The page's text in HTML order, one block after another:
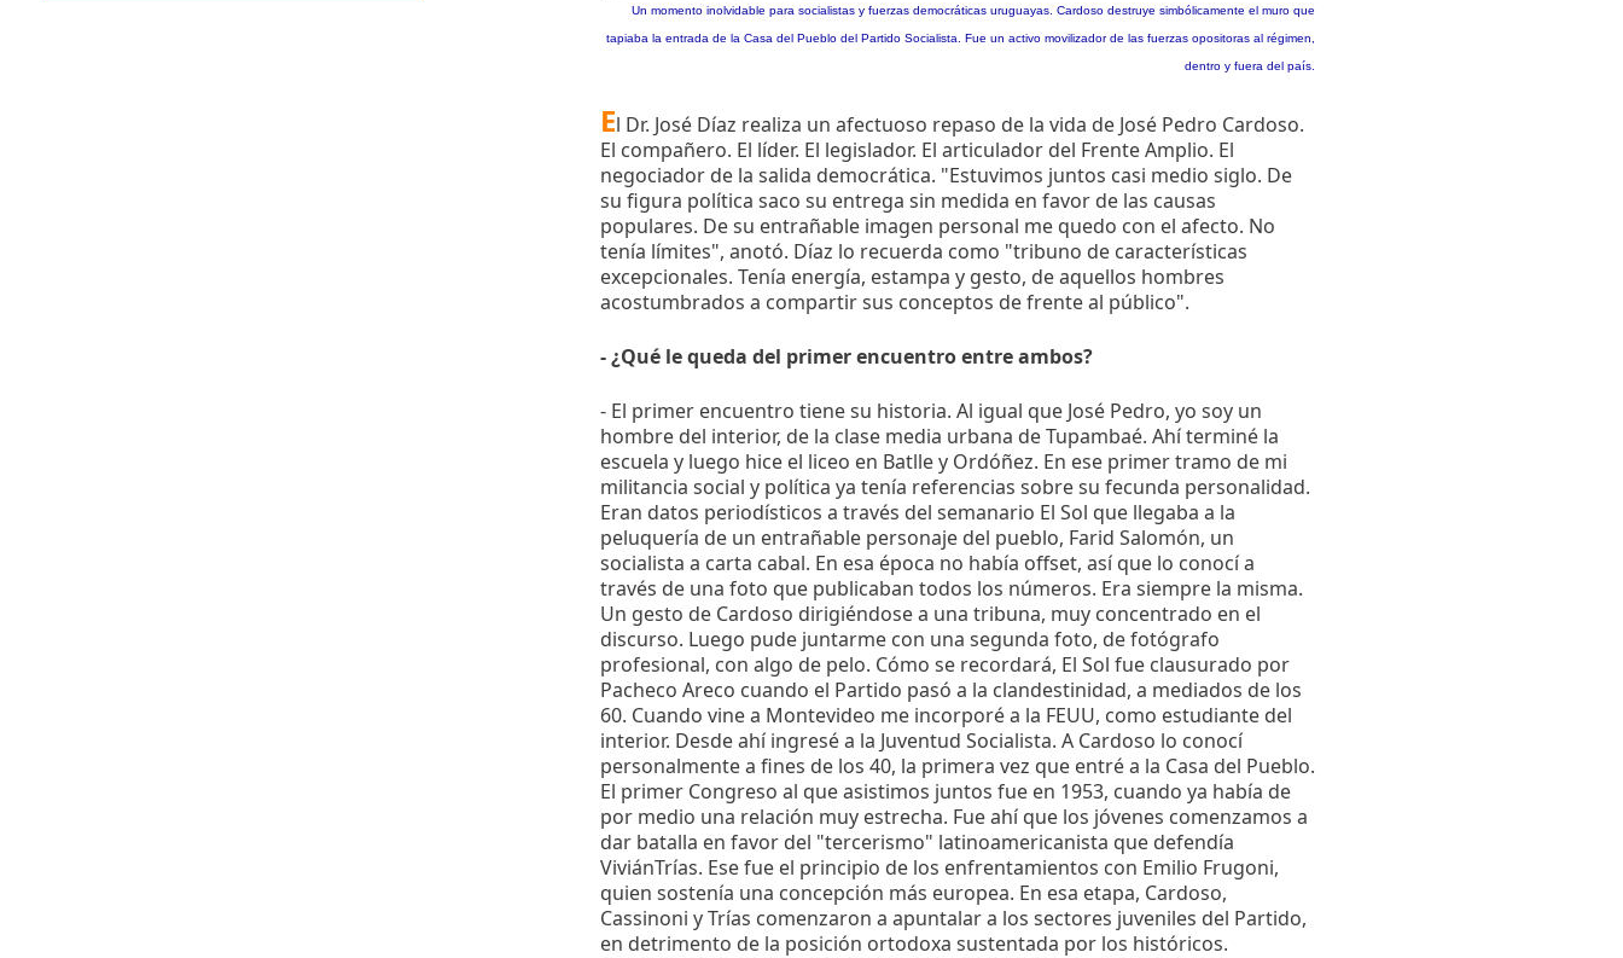
Un momento inolvidable para socialistas y fuerzas democráticas uruguayas. Cardoso destruye simbólicamente el muro que
tapiaba la entrada de la Casa del Pueblo del Partido Socialista. Fue un activo movilizador de las fuerzas opositoras al régimen,
dentro y fuera del país.
El Dr. José Díaz realiza un afectuoso repaso de la vida de José Pedro Cardoso.
El compañero. El líder. El legislador. El articulador del Frente Amplio. El
negociador de la salida democrática. "Estuvimos juntos casi medio siglo. De
su figura política saco su entrega sin medida en favor de las causas
populares. De su entrañable imagen personal me quedo con el afecto. No
tenía límites", anotó. Díaz lo recuerda como "tribuno de características
excepcionales. Tenía energía, estampa y gesto, de aquellos hombres
acostumbrados a compartir sus conceptos de frente al público".
- ¿Qué le queda del primer encuentro entre ambos?
- El primer encuentro tiene su historia. Al igual que José Pedro, yo soy un
hombre del interior, de la clase media urbana de Tupambaé. Ahí terminé la
escuela y luego hice el liceo en Batlle y Ordóñez. En ese primer tramo de mi
militancia social y política ya tenía referencias sobre su fecunda personalidad.
Eran datos periodísticos a través del semanario El Sol que llegaba a la
peluquería de un entrañable personaje del pueblo, Farid Salomón, un
socialista a carta cabal. En esa época no había offset, así que lo conocí a
través de una foto que publicaban todos los números. Era siempre la misma.
Un gesto de Cardoso dirigiéndose a una tribuna, muy concentrado en el
discurso. Luego pude juntarme con una segunda foto, de fotógrafo
profesional, con algo de pelo. Cómo se recordará, El Sol fue clausurado por
Pacheco Areco cuando el Partido pasó a la clandestinidad, a mediados de los
60. Cuando vine a Montevideo me incorporé a la FEUU, como estudiante del
interior. Desde ahí ingresé a la Juventud Socialista. A Cardoso lo conocí
personalmente a fines de los 40, la primera vez que entré a la Casa del Pueblo.
El primer Congreso al que asistimos juntos fue en 1953, cuando ya había de
por medio una relación muy estrecha. Fue ahí que los jóvenes comenzamos a
dar batalla en favor del "tercerismo" latinoamericanista que defendía
ViviánTrías. Ese fue el principio de los enfrentamientos con Emilio Frugoni,
quien sostenía una concepción más europea. En esa etapa, Cardoso,
Cassinoni y Trías comenzaron a apuntalar a los sectores juveniles del Partido,
en detrimento de la posición ortodoxa sustentada por los históricos.